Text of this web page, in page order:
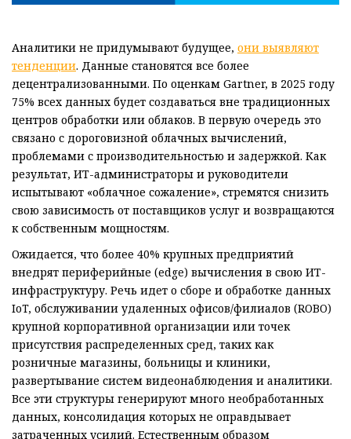
Аналитики не придумывают будущее, они выявляют
тенденции. Данные становятся все более
децентрализованными. По оценкам Gartner, в 2025 году
75% всех данных будет создаваться вне традиционных
центров обработки или облаков. В первую очередь это
связано с дороговизной облачных вычислений,
проблемами с производительностью и задержкой. Как
результат, ИТ-администраторы и руководители
испытывают «облачное сожаление», стремятся снизить
свою зависимость от поставщиков услуг и возвращаются
к собственным мощностям.
Ожидается, что более 40% крупных предприятий
внедрят периферийные (edge) вычисления в свою ИТ-
инфраструктуру. Речь идет о сборе и обработке данных
IoT, обслуживании удаленных офисов/филиалов (ROBO)
крупной корпоративной организации или точек
присутствия распределенных сред, таких как
розничные магазины, больницы и клиники,
развертывание систем видеонаблюдения и аналитики.
Все эти структуры генерируют много необработанных
данных, консолидация которых не оправдывает
затраченных усилий. Естественным образом